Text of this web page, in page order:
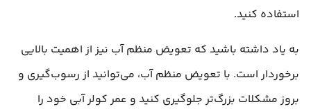
استفاده کنید.
به یاد داشته باشید که تعویض منظم آب نیز از اهمیت بالایی
برخوردار است. با تعویض منظم آب، می‌توانید از رسوب‌گیری و
بروز مشکلات بزرگ‌تر جلوگیری کنید و عمر کولر آبی خود را